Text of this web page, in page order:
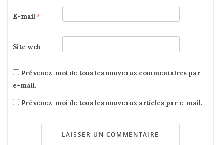
E-mail *
Site web
Prévenez-moi de tous les nouveaux commentaires par
e-mail.
Prévenez-moi de tous les nouveaux articles par e-mail.